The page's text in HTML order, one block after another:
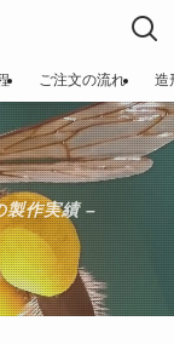
ご注文の流れ 造
製作実績 –